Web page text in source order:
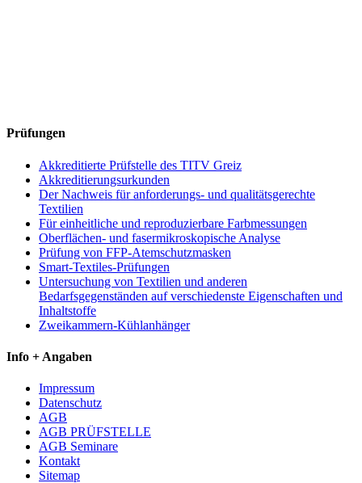
Prüfungen
Akkreditierte Prüfstelle des TITV Greiz
Akkreditierungsurkunden
Der Nachweis für anforderungs- und qualitätsgerechte
Textilien
Für einheitliche und reproduzierbare Farbmessungen
Oberflächen- und fasermikroskopische Analyse
Prüfung von FFP-Atemschutzmasken
Smart-Textiles-Prüfungen
Untersuchung von Textilien und anderen
Bedarfsgegenständen auf verschiedenste Eigenschaften und
Inhaltstoffe
Zweikammern-Kühlanhänger
Info + Angaben
Impressum
Datenschutz
AGB
AGB PRÜFSTELLE
AGB Seminare
Kontakt
Sitemap